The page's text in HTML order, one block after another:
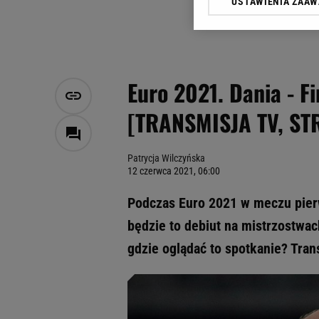
Euro 2021. Dania -
[TRANSMISJA TV,
Patrycja Wilczyńska
12 czerwca 2021, 06:00
Podczas Euro 2021 w meczu
będzie to debiut na
gdzie oglądać to spotkanie?
Klikając „Akceptuję”
Zaufanych Partnerów i
My, nasi Zaufani
Użycie dokładnych
Przechowywanie